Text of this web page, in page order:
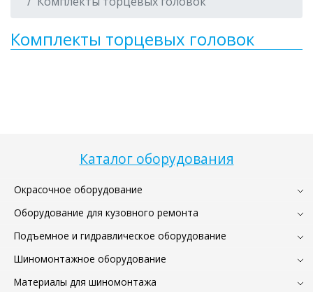
Каталог оборудования
Окрасочное оборудование
Оборудование для кузовного ремонта
Подъемное и гидравлическое оборудование
Шиномонтажное оборудование
Материалы для шиномонтажа
Комплекты торцевых головок